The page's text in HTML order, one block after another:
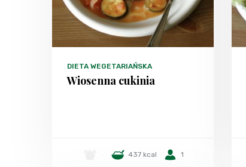
DIETA WEGETARIAŃSKA
Wiosenna cukinia
437 kcal 1